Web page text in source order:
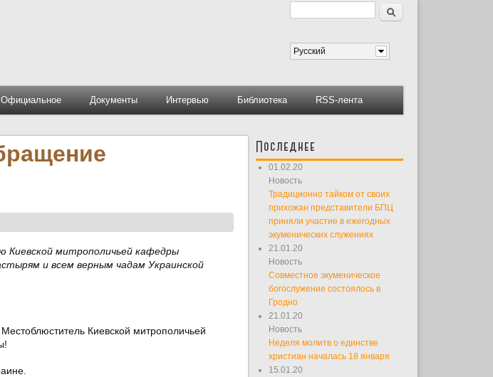
Форма поиска
Поиск
Русский
Официальное Документы Интервью Библиотека RSS-лента
Киевской митрополичьей кафедры
и всем верным чадам Украинской
Киевской митрополичьей
Последнее
01.02.20
Новость
Традиционно тайком от своих
прихожан представители БПЦ
приняли участие в ежегодных
экуменических служениях
21.01.20
Новость
Совместное экуменическое
богослужение состоялось в
Гродно
21.01.20
Новость
Неделя молитв о единстве
христиан началась 18 января
15.01.20